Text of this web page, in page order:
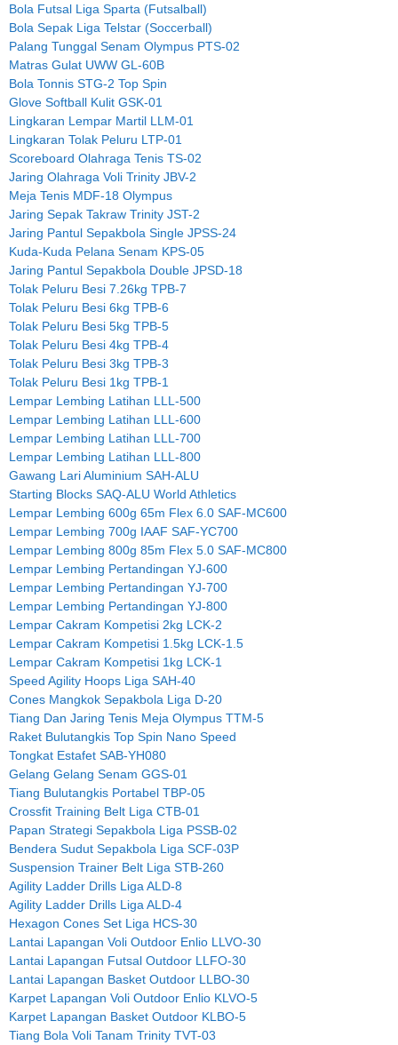
Bola Futsal Liga Sparta (Futsalball)
Bola Sepak Liga Telstar (Soccerball)
Palang Tunggal Senam Olympus PTS-02
Matras Gulat UWW GL-60B
Bola Tonnis STG-2 Top Spin
Glove Softball Kulit GSK-01
Lingkaran Lempar Martil LLM-01
Lingkaran Tolak Peluru LTP-01
Scoreboard Olahraga Tenis TS-02
Jaring Olahraga Voli Trinity JBV-2
Meja Tenis MDF-18 Olympus
Jaring Sepak Takraw Trinity JST-2
Jaring Pantul Sepakbola Single JPSS-24
Kuda-Kuda Pelana Senam KPS-05
Jaring Pantul Sepakbola Double JPSD-18
Tolak Peluru Besi 7.26kg TPB-7
Tolak Peluru Besi 6kg TPB-6
Tolak Peluru Besi 5kg TPB-5
Tolak Peluru Besi 4kg TPB-4
Tolak Peluru Besi 3kg TPB-3
Tolak Peluru Besi 1kg TPB-1
Lempar Lembing Latihan LLL-500
Lempar Lembing Latihan LLL-600
Lempar Lembing Latihan LLL-700
Lempar Lembing Latihan LLL-800
Gawang Lari Aluminium SAH-ALU
Starting Blocks SAQ-ALU World Athletics
Lempar Lembing 600g 65m Flex 6.0 SAF-MC600
Lempar Lembing 700g IAAF SAF-YC700
Lempar Lembing 800g 85m Flex 5.0 SAF-MC800
Lempar Lembing Pertandingan YJ-600
Lempar Lembing Pertandingan YJ-700
Lempar Lembing Pertandingan YJ-800
Lempar Cakram Kompetisi 2kg LCK-2
Lempar Cakram Kompetisi 1.5kg LCK-1.5
Lempar Cakram Kompetisi 1kg LCK-1
Speed Agility Hoops Liga SAH-40
Cones Mangkok Sepakbola Liga D-20
Tiang Dan Jaring Tenis Meja Olympus TTM-5
Raket Bulutangkis Top Spin Nano Speed
Tongkat Estafet SAB-YH080
Gelang Gelang Senam GGS-01
Tiang Bulutangkis Portabel TBP-05
Crossfit Training Belt Liga CTB-01
Papan Strategi Sepakbola Liga PSSB-02
Bendera Sudut Sepakbola Liga SCF-03P
Suspension Trainer Belt Liga STB-260
Agility Ladder Drills Liga ALD-8
Agility Ladder Drills Liga ALD-4
Hexagon Cones Set Liga HCS-30
Lantai Lapangan Voli Outdoor Enlio LLVO-30
Lantai Lapangan Futsal Outdoor LLFO-30
Lantai Lapangan Basket Outdoor LLBO-30
Karpet Lapangan Voli Outdoor Enlio KLVO-5
Karpet Lapangan Basket Outdoor KLBO-5
Tiang Bola Voli Tanam Trinity TVT-03